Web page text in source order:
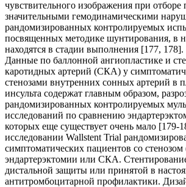
чувствительного изображения при отборе
значительными гемодинамическими
рандомизированных контролируемых
посвященных методике шунтирования, в
находятся в стадии выполнения [177, 178].
Данные по баллонной ангиопластике и
каротидных артерий (СКА) у
стенозами внутренних сонных артерий в
инсульта содержат главным образом,
рандомизированных контролируемых
исследований по сравнению
которых еще существует очень мало [179-
исследовании Wallstent Trial
симптоматических пациентов со стенозом
эндартерэктомии или CКА.
дистальной защиты или принятой в
антитромбоцитарной профилактики.